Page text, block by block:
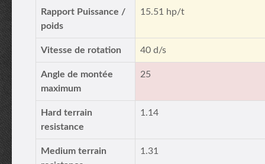
Rapport Puissance /
poids
15.51 hp/t
Vitesse de rotation 40 d/s
Angle de montée
maximum
25
Hard terrain
resistance
1.14
Medium terrain
1.31